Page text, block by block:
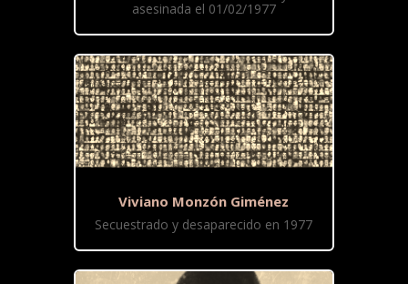
asesinada el 01/02/1977
Viviano Monzón Giménez
Secuestrado y desaparecido en 1977